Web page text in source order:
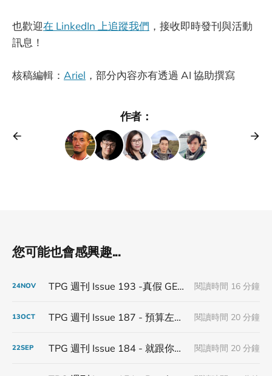
也歡迎在 LinkedIn 上追蹤我們 ，接收即時發刊與活動
訊息！
核稿編輯： Ariel ，部分內容亦有透過 AI 協助撰寫
作者：
您可能也會感興趣...
24NOV TPG 週刊 Issue 193 -真假 GEO：AI 搜尋是新紅利還是新幻覺？ 閱讀時間 16 分鐘
13OCT TPG 週刊 Issue 187 - 預算左手換右手 閱讀時間 20 分鐘
22SEP TPG 週刊 Issue 184 - 就跟你說控告 Google 會再來 閱讀時間 20 分鐘